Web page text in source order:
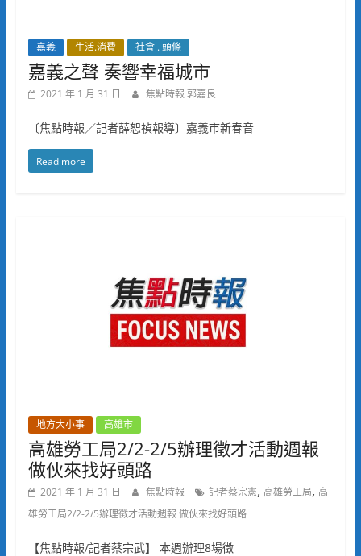
嘉義 生活.消費 社會 . 頭條
嘉義之聲 奏響幸福城市
2021 年 1 月 31 日 焦點時報 郭嘉良
〔焦點時報／記者薛恕禎報導〕嘉義市新春音
Read more
地方大小事 高雄市
高雄勞工局2/2-2/5辦理徵才活動週報
做伙來找好頭路
2021 年 1 月 31 日 焦點時報 記者蔡宗憲, 高雄勞工局, 高
雄勞工局2/2-2/5辦理徵才活動週報 做伙來找好頭路
【焦點時報/記者蔡宗武】 本週辦理8場徵